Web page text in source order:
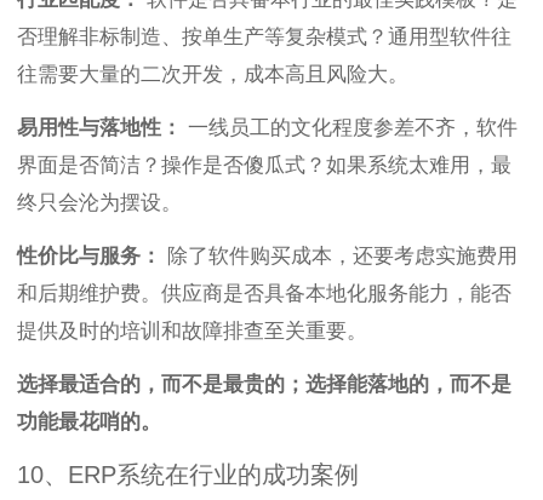
否理解非标制造、按单生产等复杂模式？通用型软件往
往需要大量的二次开发，成本高且风险大。
易用性与落地性：
一线员工的文化程度参差不齐，软件
界面是否简洁？操作是否傻瓜式？如果系统太难用，最
终只会沦为摆设。
性价比与服务：
除了软件购买成本，还要考虑实施费用
和后期维护费。供应商是否具备本地化服务能力，能否
提供及时的培训和故障排查至关重要。
选择最适合的，而不是最贵的；选择能落地的，而不是
功能最花哨的。
10、ERP系统在行业的成功案例